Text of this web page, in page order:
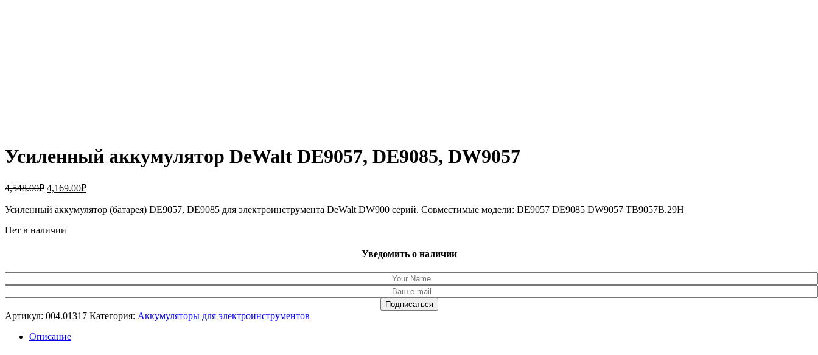
Усиленный аккумулятор DeWalt DE9057, DE9085, DW9057
4,548.00₽ Первоначальная
составляла
4,169.00₽Текущая
4,169.00₽.
Усиленный аккумулятор (батарея) DE9057, DE9085 для электроинструмента DeWalt DW900 серий. Совместимые модели: DE9057 DE9085 DW9057 TB9057B.29H
Нет в наличии
Уведомить о наличии
Артикул: 004.01317 Категория: Аккумуляторы для электроинструментов
Описание